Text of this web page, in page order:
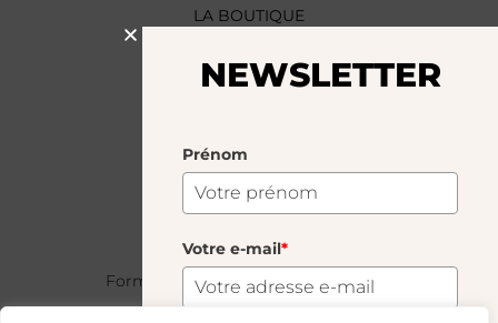
LA BOUTIQUE
75006 Paris
+33 (0)1 83 92 99 49
Travailler avec nous ?
Devenir revendeur
Formulaire de commande revendeur
Conditions générales
NEWSLETTER
Prénom
Votre e-mail*